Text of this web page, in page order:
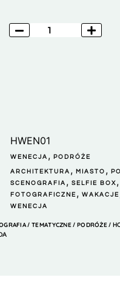
HWEN01
WENECJA ,PODRÓŻE
ARCHITEKTURA ,MIASTO ,
SCENOGRAFIA ,SELFIE BOX
FOTOGRAFICZNE ,WAKACJE
WENECJA
/TEMATYCZNE / PODRÓŻE /